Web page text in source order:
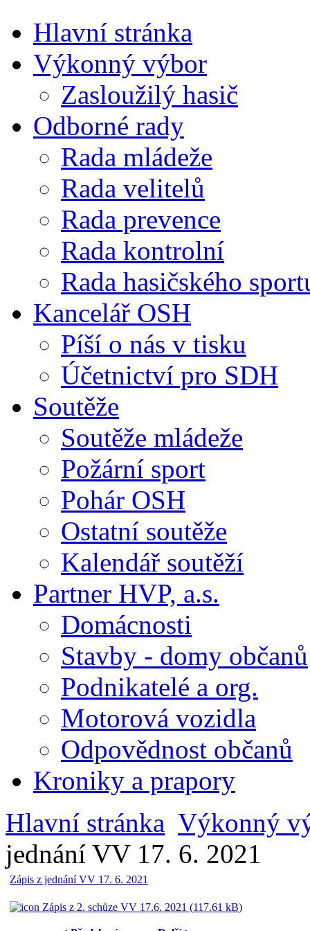
Hlavní stránka
Výkonný výbor
Zasloužilý hasič
Odborné rady
Rada mládeže
Rada velitelů
Rada prevence
Rada kontrolní
Rada hasičského
Kancelář OSH
Píší o nás v tisku
Účetnictví pro SDH
Soutěže
Soutěže mládeže
Požární sport
Pohár OSH
Ostatní soutěže
Kalendář soutěží
Partner HVP, a.s.
Domácnosti
Stavby - domy občanů
Podnikatelé a org.
Motorová vozidla
Odpovědnost občanů
Kroniky a prapory
Hlavní stránka Výkonný
jednání VV 17. 6. 2021
Zápis z jednání VV 17. 6. 2021
Zápis z 2. schůze VV 17.6. 2021 (117.61 kB)